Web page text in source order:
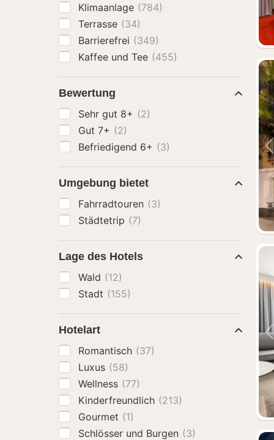
Klimaanlage (784)
Terrasse (34)
Barrierefrei (349)
Kaffee und Tee (455)
Bewertung
Sehr gut 8+ (2)
Gut 7+ (2)
Befriedigend 6+ (3)
Umgebung bietet
Fahrradtouren (3)
Städtetrip (7)
Lage des Hotels
Wald (12)
Stadt (155)
Hotelart
Romantisch (37)
Luxus (58)
Wellness (77)
Kinderfreundlich (213)
Gourmet (1)
Schlösser und Burgen (3)